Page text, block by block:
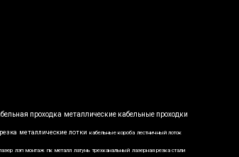
проходка металлические кабельные проходки
металлические лотки кабельные короба лестничный лоток
лэп монтаж пк металл латунь трехканальный лазерная резка стали